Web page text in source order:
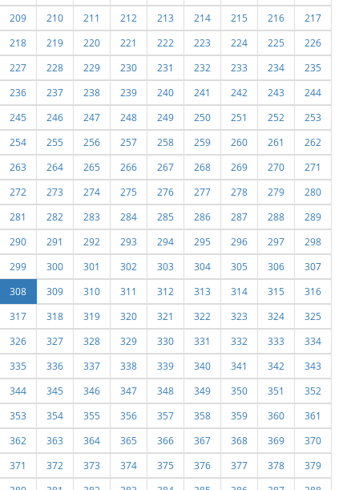
209
210 211 212 213 214 215 216
217
218
219 220 221 222 223 224 225
226
227
228 229 230 231 232 233 234
235
236
237 238 239 240 241 242 243
244
245
246 247 248 249 250 251 252
253
254
255 256 257 258 259 260 261
262
263
264 265 266 267 268 269 270
271
272
273 274 275 276 277 278 279
280
281
282 283 284 285 286 287 288
289
290
291 292 293 294 295 296 297
298
299
300 301 302 303 304 305 306
307
308
309 310 311 312 313 314 315
316
317
318 319 320 321 322 323 324
325
326
327 328 329 330 331 332 333
334
335
336 337 338 339 340 341 342
343
344
345 346 347 348 349 350 351
352
353
354 355 356 357 358 359 360
361
362
363 364 365 366 367 368 369
370
371
372 373 374 375 376 377 378
379